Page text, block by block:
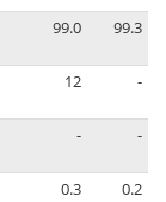
99.0 99.3
12 -
- -
0.3
0.2